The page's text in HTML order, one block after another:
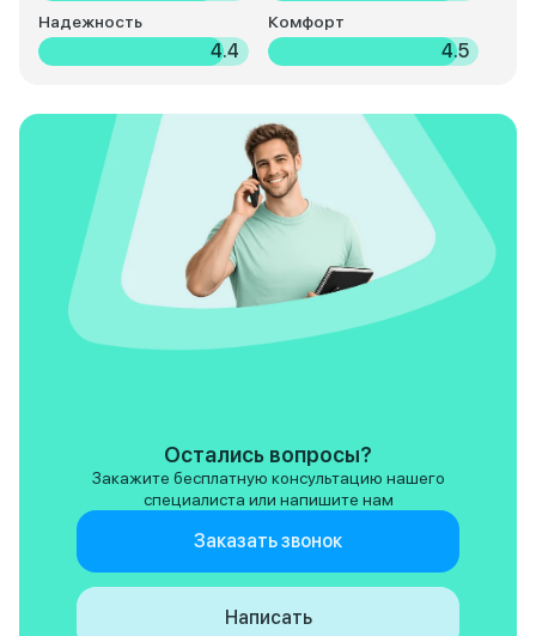
Надежность
4.4
Комфорт
4.5
Остались вопросы?
Закажите бесплатную консультацию нашего
специалиста или напишите нам
Заказать звонок
Написать